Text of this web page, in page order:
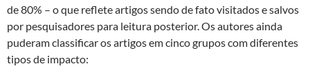
de 80% – o que reflete artigos sendo de fato visitados e salvos
por pesquisadores para leitura posterior. Os autores ainda
puderam classificar os artigos em cinco grupos com diferentes
tipos de impacto: